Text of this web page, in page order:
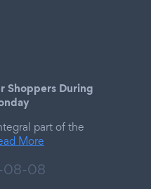
Shoppers During
part of the
More
08-08